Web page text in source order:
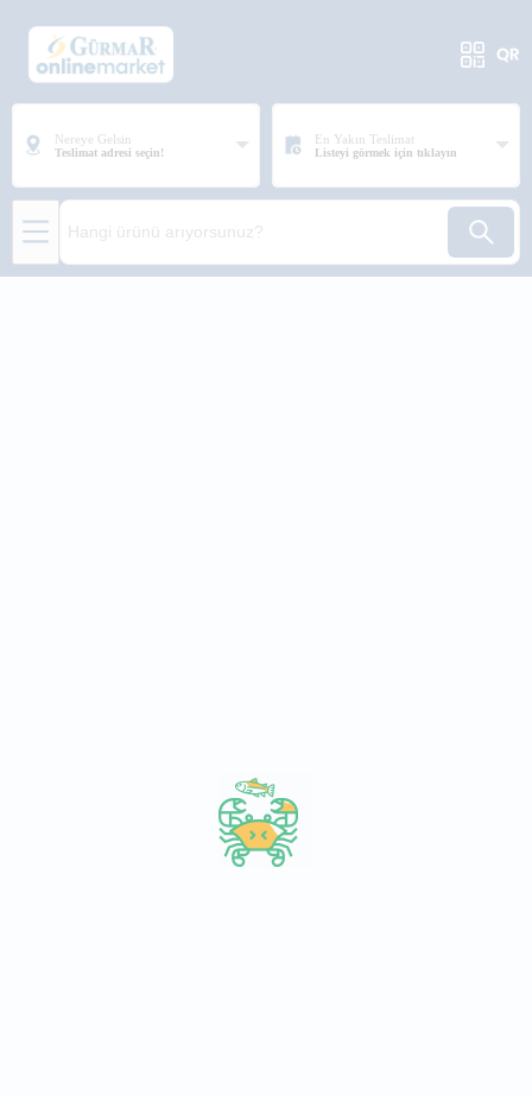
Nereye Gelsin
Teslimat adresi seçin!
En Yakın Teslimat
Listeyi görmek için tıklayın